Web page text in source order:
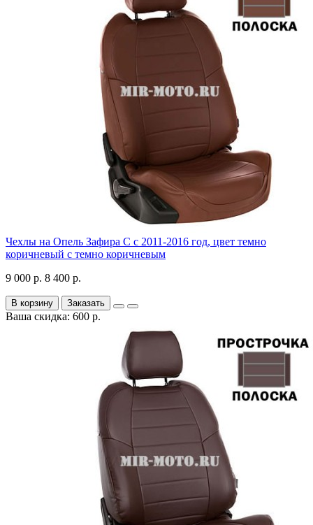
Чехлы на Опель Зафира С с 2011-2016 год, цвет темно
коричневый с темно коричневым
9 000 р. 8 400 р.
В корзину Заказать
Ваша скидка: 600 р.